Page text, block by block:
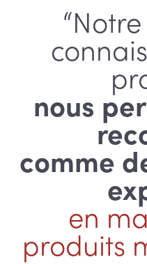
nous
comme
en
produits